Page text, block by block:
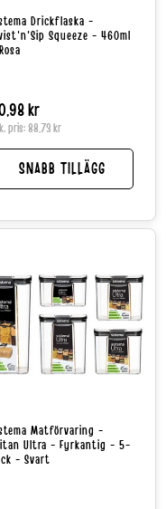
Drickflaska -
Squeeze - 460ml
kr
pris: 88,73 kr
SNABB TILLÄGG
Matförvaring -
Ultra - Fyrkantig - 5-
- Svart